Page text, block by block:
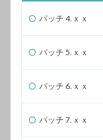
パッチ 4.ｘｘ
パッチ 5.ｘｘ
パッチ 6.ｘｘ
パッチ 7.ｘｘ